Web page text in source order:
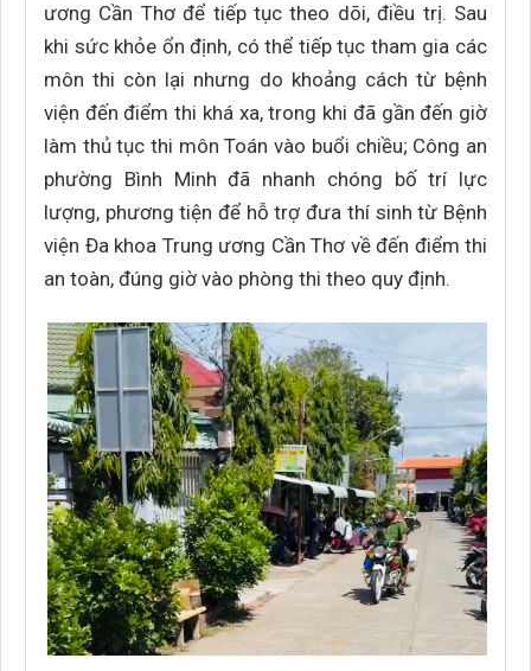
ương Cần Thơ để tiếp tục theo dõi, điều trị. Sau
khi sức khỏe ổn định, có thể tiếp tục tham gia các
môn thi còn lại nhưng do khoảng cách từ bệnh
viện đến điểm thi khá xa, trong khi đã gần đến giờ
làm thủ tục thi môn Toán vào buổi chiều; Công an
phường Bình Minh đã nhanh chóng bố trí lực
lượng, phương tiện để hỗ trợ đưa thí sinh từ Bệnh
viện Đa khoa Trung ương Cần Thơ về đến điểm thi
an toàn, đúng giờ vào phòng thi theo quy định.